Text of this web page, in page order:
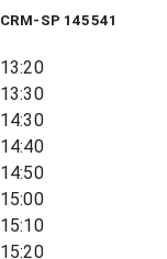
CRM-SP 145541
13:20
13:30
14:30
14:40
14:50
15:00
15:10
15:20